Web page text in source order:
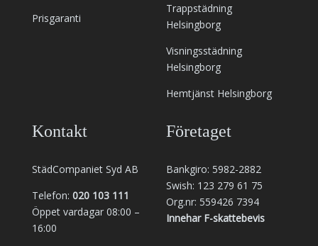
Prisgaranti
Trappstädning
Helsingborg
Visningsstädning
Helsingborg
Hemtjänst Helsingborg
Kontakt
StädCompaniet Syd AB
Telefon: 020 103 111
Öppet vardagar 08:00 –
16:00
Företaget
Bankgiro: 5982-2882
Swish: 123 279 61 75
Org.nr: 559426 7394
Innehar F-skattebevis